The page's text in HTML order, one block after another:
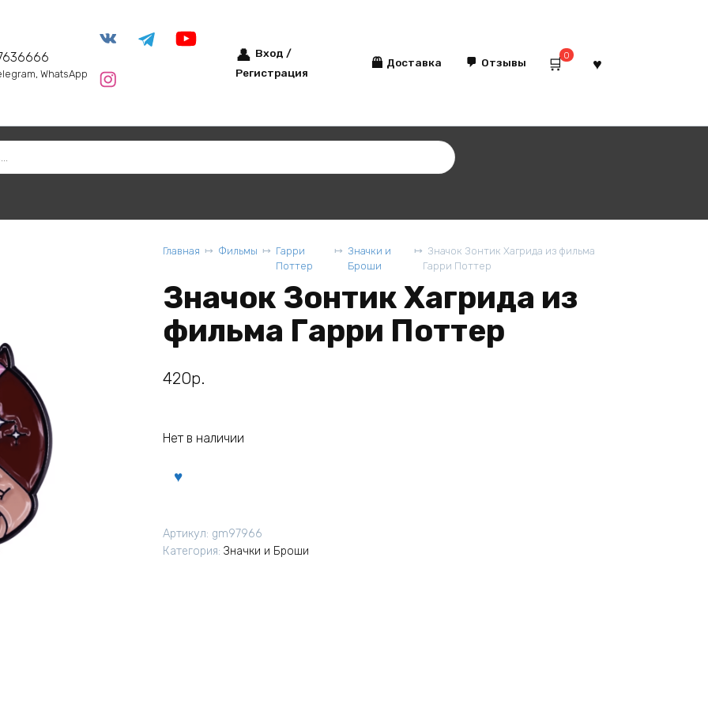
WhatsApp
Вход /
Регистрация
Доставка Отзывы
0
Главная Фильмы
Гарри
Поттер
Значки и
Броши
Значок Зонтик Хагрида из фильма
Гарри Поттер
Значок Зонтик Хагрида из
фильма Гарри Поттер
420р.
Нет в наличии
Артикул: gm97966
Категория: Значки и Броши